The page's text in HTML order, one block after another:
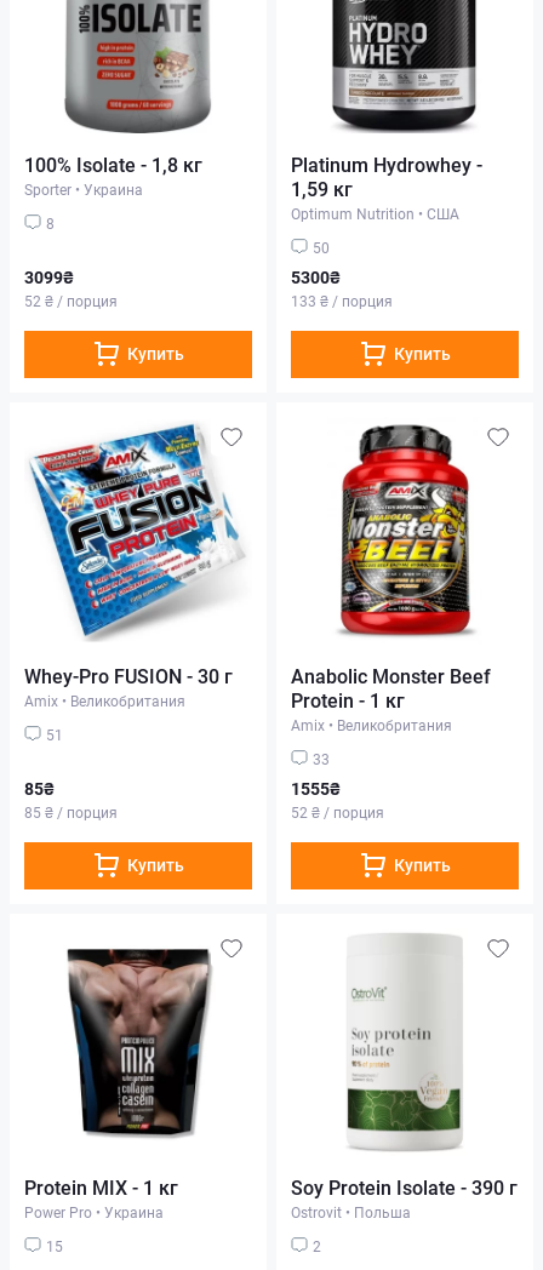
100% Isolate - 1,8 кг
Sporter • Украина
8
3099₴
52 ₴ / порция
Купить
Platinum Hydrowhey -
1,59 кг
Optimum Nutrition • США
50
5300₴
133 ₴ / порция
Купить
Whey-Pro FUSION - 30 г
Amix • Великобритания
51
85₴
85 ₴ / порция
Купить
Anabolic Monster Beef
Protein - 1 кг
Amix • Великобритания
33
1555₴
52 ₴ / порция
Купить
Protein MIX - 1 кг
Power Pro • Украина
15
Soy Protein Isolate - 390 г
Ostrovit • Польша
2